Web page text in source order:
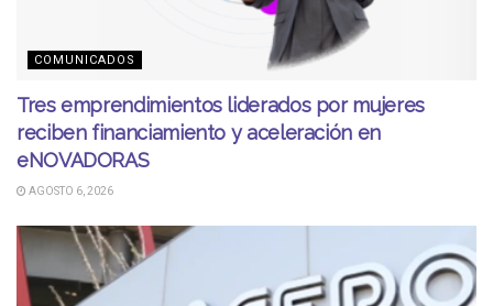
COMUNICADOS
Tres emprendimientos liderados por mujeres
reciben financiamiento y aceleración en
eNOVADORAS
AGOSTO 6, 2026